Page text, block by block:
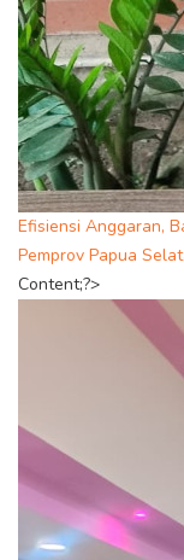
Efisiensi Anggaran,
Pemprov Papua
Content;?>